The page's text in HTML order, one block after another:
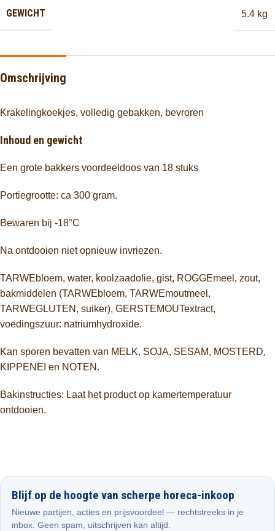
GEWICHT 5.4 kg
Omschrijving
Krakelingkoekjes, volledig gebakken, bevroren
Inhoud en gewicht
Een grote bakkers voordeeldoos van 18 stuks
Portiegrootte: ca 300 gram.
Bewaren bij -18°C
Na ontdooien niet opnieuw invriezen.
TARWEbloem, water, koolzaadolie, gist, ROGGEmeel, zout,
bakmiddelen (TARWEbloem, TARWEmoutmeel,
TARWEGLUTEN, suiker), GERSTEMOUTextract,
voedingszuur: natriumhydroxide.
Kan sporen bevatten van MELK, SOJA, SESAM, MOSTERD,
KIPPENEI en NOTEN.
Bakinstructies: Laat het product op kamertemperatuur
ontdooien.
Blijf op de hoogte van scherpe horeca-inkoop
Nieuwe partijen, acties en prijsvoordeel — rechtstreeks in je
inbox. Geen spam, uitschrijven kan altijd.